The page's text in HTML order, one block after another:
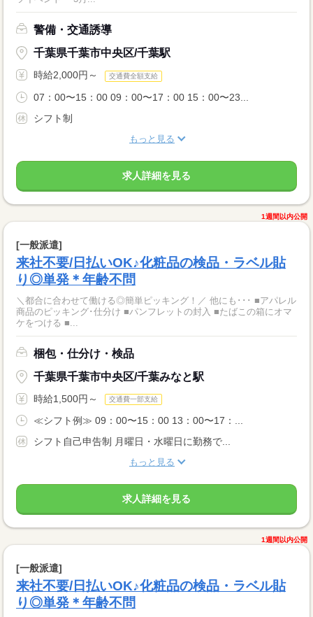
警備・交通誘導
千葉県千葉市中央区/千葉駅
時給2,000円～ 交通費全額支給
07：00〜15：00 09：00〜17：00 15：00〜23...
シフト制
もっと見る
求人詳細を見る
1週間以内公開
[一般派遣]
来社不要/日払いOK♪化粧品の検品・ラベル貼
り◎単発＊年齢不問
＼都合に合わせて働ける◎簡単ピッキング！／ 他にも･･･ ■アパレル
商品のピッキング･仕分け ■パンフレットの封入 ■たばこの箱にオマ
ケをつける ■...
梱包・仕分け・検品
千葉県千葉市中央区/千葉みなと駅
時給1,500円～ 交通費一部支給
≪シフト例≫ 09：00〜15：00 13：00〜17：...
シフト自己申告制 月曜日・水曜日に勤務で...
もっと見る
求人詳細を見る
1週間以内公開
[一般派遣]
来社不要/日払いOK♪化粧品の検品・ラベル貼
り◎単発＊年齢不問